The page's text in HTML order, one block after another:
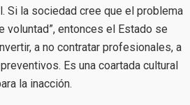
Si la sociedad cree que el problema
voluntad”, entonces el Estado se
a no contratar profesionales, a
Es una coartada cultural
la inacción.